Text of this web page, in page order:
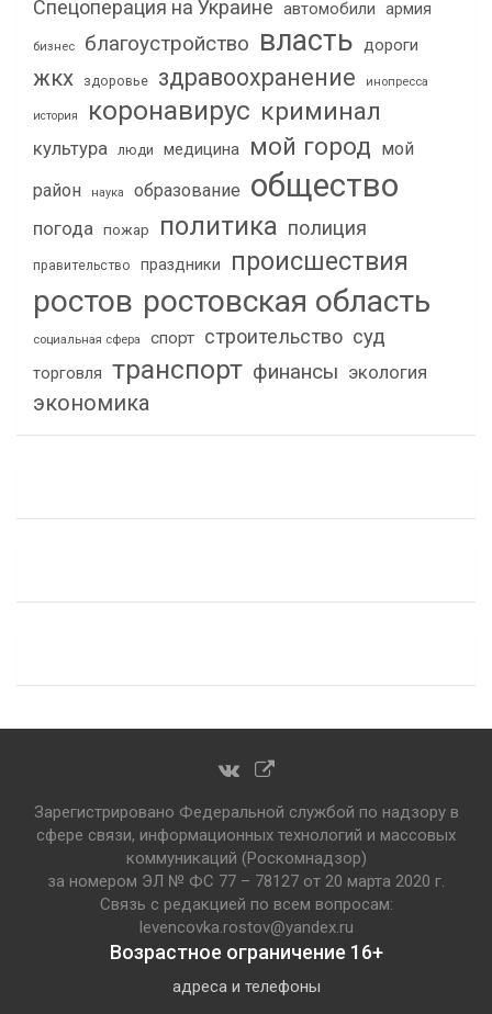
Спецоперация на Украине автомобили армия
бизнес благоустройство власть дороги
жкх здоровье здравоохранение инопресса
история коронавирус криминал
культура люди медицина мой город мой
район
наука образование общество
погода пожар политика полиция
правительство праздники происшествия
ростов ростовская область
социальная сфера спорт строительство суд
торговля транспорт финансы экология
экономика
Зарегистрировано Федеральной службой по надзору в
сфере связи, информационных технологий и массовых
коммуникаций (Роскомнадзор)
за номером ЭЛ № ФС 77 – 78127 от 20 марта 2020 г.
Связь с редакцией по всем вопросам:
levencovka.rostov@yandex.ru
Возрастное ограничение 16+
адреса и телефоны